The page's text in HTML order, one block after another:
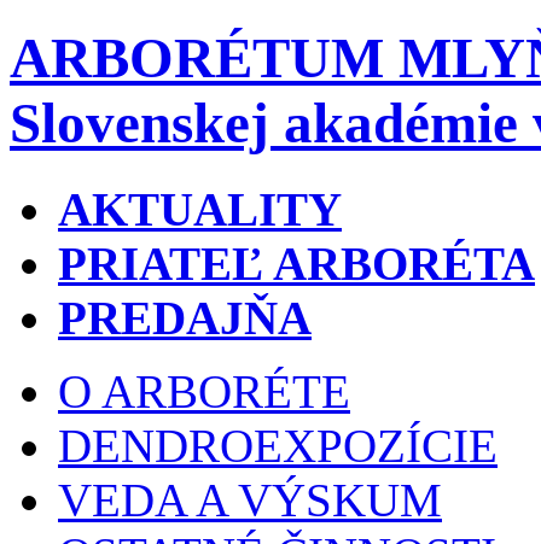
ARBORÉTUM
Slovenskej akadémie
AKTUALITY
PRIATEĽ ARBORÉTA
PREDAJŇA
O ARBORÉTE
DENDROEXPOZÍCIE
VEDA A VÝSKUM